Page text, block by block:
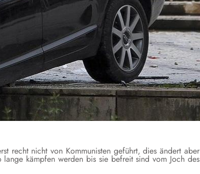
recht nicht von Kommunisten geführt, dies ändert aber
kämpfen werden bis sie befreit sind vom Joch des